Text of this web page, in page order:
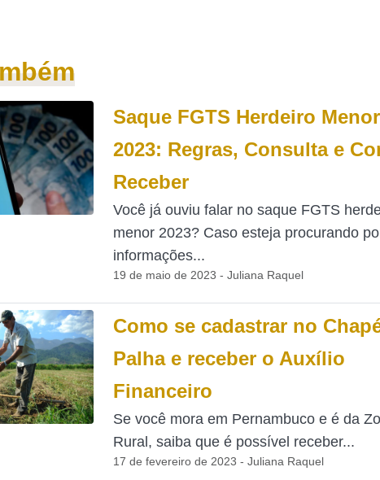
Saque FGTS Herdeiro Menor
2023: Regras, Consulta e
Receber
Você já ouviu falar no saque FGTS
menor 2023? Caso esteja procurando
informações...
19 de maio de 2023 - Juliana Raquel
Como se cadastrar no
Palha e receber o Auxílio
Financeiro
Se você mora em Pernambuco e é da
Rural, saiba que é possível receber...
17 de fevereiro de 2023 - Juliana Raquel